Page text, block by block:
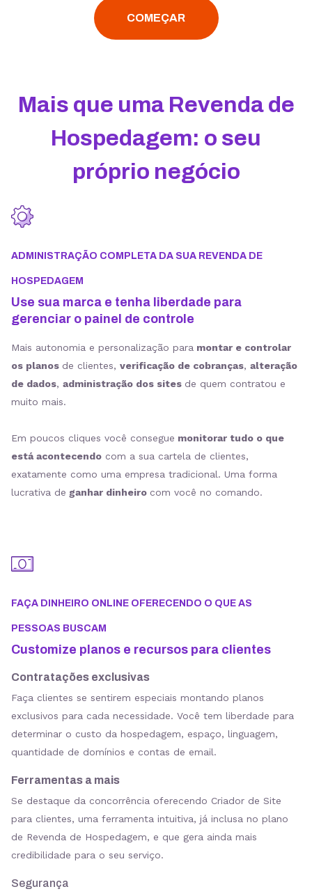
COMEÇAR
Mais que uma Revenda de
Hospedagem: o seu
próprio negócio
ADMINISTRAÇÃO COMPLETA DA SUA REVENDA DE
HOSPEDAGEM
Use sua marca e tenha liberdade para
gerenciar o painel de controle
Mais autonomia e personalização para montar e controlar
os planos de clientes, verificação de cobranças, alteração
de dados, administração dos sites de quem contratou e
muito mais.
Em poucos cliques você consegue monitorar tudo o que
está acontecendo com a sua cartela de clientes,
exatamente como uma empresa tradicional. Uma forma
lucrativa de ganhar dinheiro com você no comando.
FAÇA DINHEIRO ONLINE OFERECENDO O QUE AS
PESSOAS BUSCAM
Customize planos e recursos para clientes
Contratações exclusivas
Faça clientes se sentirem especiais montando planos
exclusivos para cada necessidade. Você tem liberdade para
determinar o custo da hospedagem, espaço, linguagem,
quantidade de domínios e contas de email.
Ferramentas a mais
Se destaque da concorrência oferecendo Criador de Site
para clientes, uma ferramenta intuitiva, já inclusa no plano
de Revenda de Hospedagem, e que gera ainda mais
credibilidade para o seu serviço.
Segurança